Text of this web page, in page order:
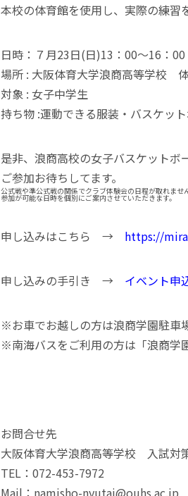
本校の体育館を使用し、実際の練習
日時：７月23日(日)13：00～16：00
場所 : 大阪体育大学浪商高等学校
対象 : 女子中学生
持ち物 :運動できる服装・バスケッ
是非、浪商高校の女子バスケット
ご参加お待ちしてます。
公式戦や準公式戦の関係でクラブ体験会の日程が取れま
参加が可能な日時を個別にご案内させていただきます。
申し込みはこちら → https://
申し込みの手引き → イベント申
※お車でお越しの方は浪商学園駐車
※南海バスをご利用の方は「浪商学
お問合せ先
大阪体育大学浪商高等学校 入試対
TEL：072-453-7972
Mail：namisho-nyutai@ouhs.ac.jp